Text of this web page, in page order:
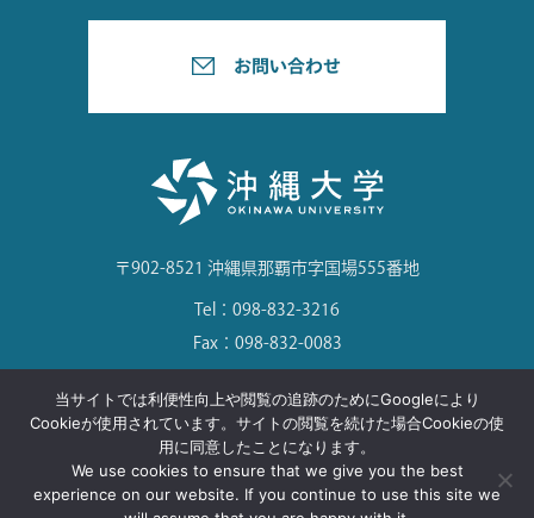
〒902-8521 沖縄県那覇市字国場555番地
Tel：098-832-3216
Fax：098-832-0083
©Okinawa University. All Rights Reserved.
当サイトでは利便性向上や閲覧の追跡のためにGoogleにより
Cookieが使用されています。サイトの閲覧を続けた場合Cookieの使
用に同意したことになります。
We use cookies to ensure that we give you the best
experience on our website. If you continue to use this site we